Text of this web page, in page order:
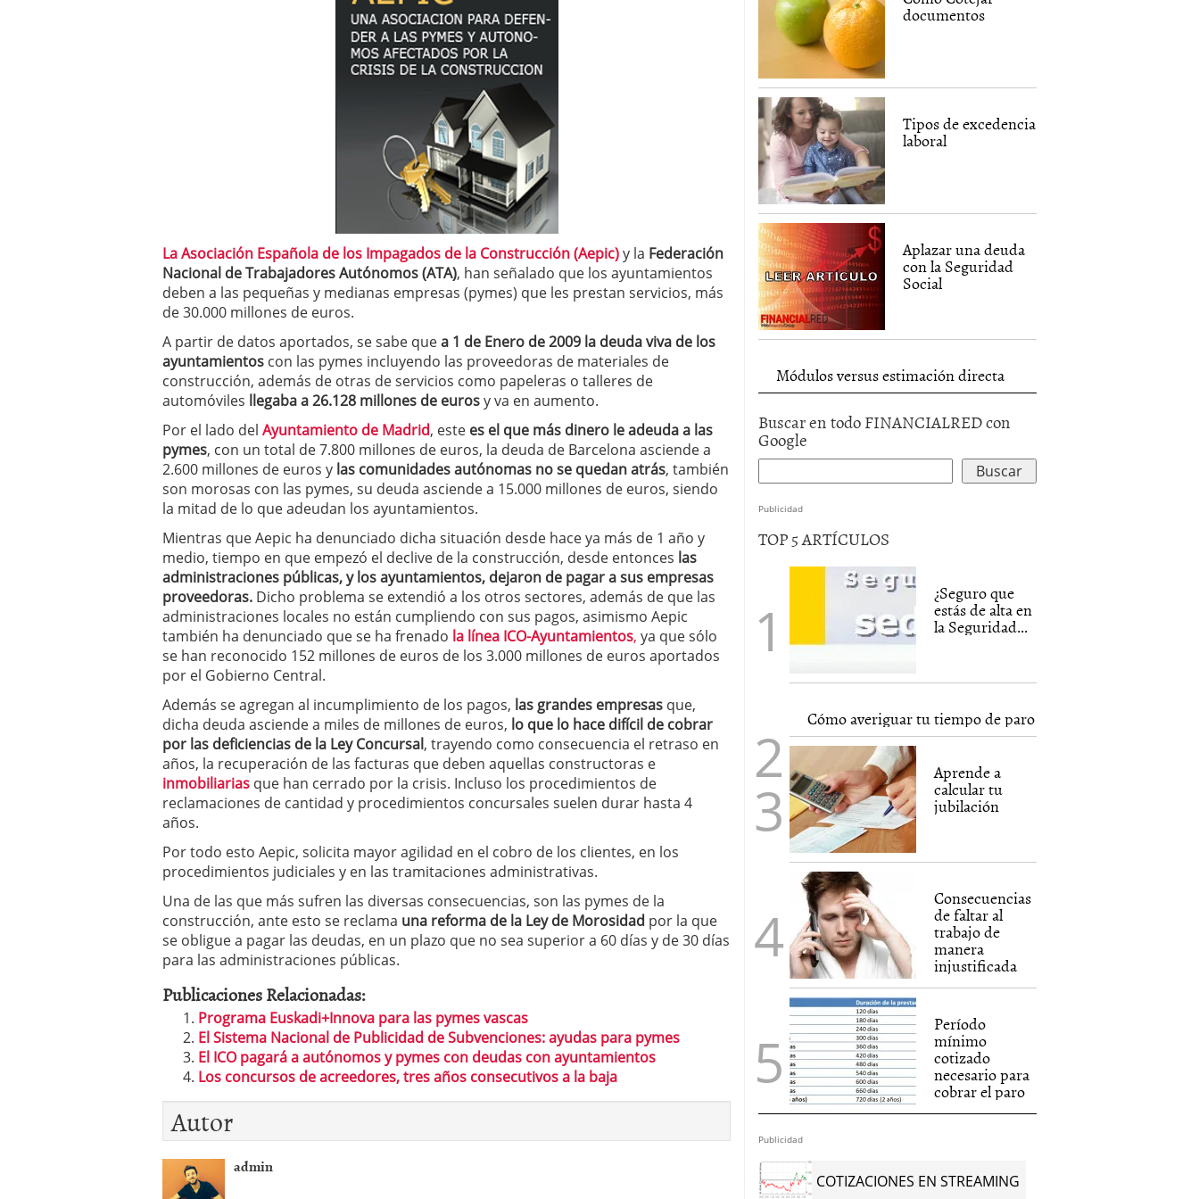
abril 10, 2025
La Asociación Española de los Impagados de la Construcción (Aepic)y la Federación
Nacional de Trabajadores Autónomos (ATA), han señalado que los ayuntamientos
deben a las pequeñas y medianas empresas (pymes) que les prestan servicios, más
de 30.000 millones de euros.
A partir de datos aportados, se sabe quea 1 de Enero de 2009 la deuda viva de los
ayuntamientos con las pymes incluyendo las proveedoras de materiales de
construcción, además de otras de servicios como papeleras o talleres de
automóviles llegaba a 26.128 millones de eurosy va en aumento.
Por el lado del Ayuntamiento de Madrid, este es el que más dinero le adeuda a las
pymes, con un total de 7.800 millones de euros, la deuda de Barcelona asciende a
2.600 millones de euros y las comunidades autónomas no se quedan atrás, también
son morosas con las pymes, su deuda asciende a 15.000 millones de euros, siendo
la mitad de lo que adeudan los ayuntamientos.
Mientras que Aepic ha denunciado dicha situación desde hace ya más de 1 año y
medio, tiempo en que empezó el declive de la construcción, desde entonces las
administraciones públicas, y los ayuntamientos, dejaron de pagar a sus empresas
proveedoras. Dicho problema se extendió a los otros sectores, además de que las
administraciones locales no están cumpliendo con sus pagos, asimismo Aepic
también ha denunciado que se ha frenado la línea ICO-Ayuntamientos, ya que sólo
se han reconocido 152 millones de euros de los 3.000 millones de euros aportados
por el Gobierno Central.
Además se agregan al incumplimiento de los pagos, las grandes empresas que,
dicha deuda asciende a miles de millones de euros, lo que lo hace difícil de cobrar
por las deficiencias de la Ley Concursal, trayendo como consecuencia el retraso en
años, la recuperación de las facturas que deben aquellas constructoras e
inmobiliarias que han cerrado por la crisis. Incluso los procedimientos de
reclamaciones de cantidad y procedimientos concursales suelen durar hasta 4
años.
Por todo esto Aepic, solicita mayor agilidad en el cobro de los clientes, en los
procedimientos judiciales y en las tramitaciones administrativas.
Una de las que más sufren las diversas consecuencias, son las pymes de la
construcción, ante esto se reclama una reforma de la Ley de Morosidad por la que
se obligue a pagar las deudas, en un plazo que no sea superior a 60 días y de 30 días
para las administraciones públicas.
Publicaciones Relacionadas:
Programa Euskadi+Innova para las pymes vascas
El Sistema Nacional de Publicidad de Subvenciones: ayudas para pymes
El ICO pagará a autónomos y pymes con deudas con ayuntamientos
Los concursos de acreedores, tres años consecutivos a la baja
Autor
admin
documentos
Tipos de excedencia
laboral
Aplazar una deuda
con la Seguridad
Social
Módulos versus estimación directa
Buscar en todo FINANCIALRED con
Google
Publicidad
TOP 5 ARTÍCULOS
¿Seguro que
estás de alta en
la Seguridad...
Cómo averiguar tu tiempo de paro
Aprende a
calcular tu
jubilación
Consecuencias
de faltar al
trabajo de
manera
injustificada
Período
mínimo
cotizado
necesario para
cobrar el paro
Publicidad
COTIZACIONES EN STREAMING